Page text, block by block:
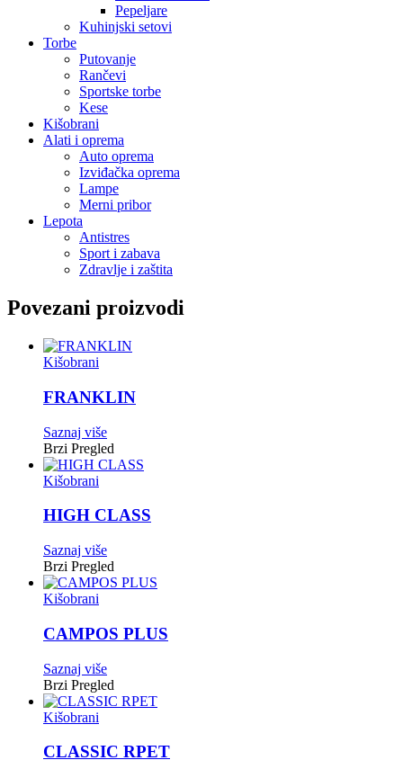
Pepeljare
Kuhinjski setovi
Torbe
Putovanje
Rančevi
Sportske torbe
Kese
Kišobrani
Alati i oprema
Auto oprema
Izviđačka oprema
Lampe
Merni pribor
Lepota
Antistres
Sport i zabava
Zdravlje i zaštita
Povezani proizvodi
Kišobrani
FRANKLIN
Saznaj više
Brzi Pregled
Kišobrani
HIGH CLASS
Saznaj više
Brzi Pregled
Kišobrani
CAMPOS PLUS
Saznaj više
Brzi Pregled
Kišobrani
CLASSIC RPET